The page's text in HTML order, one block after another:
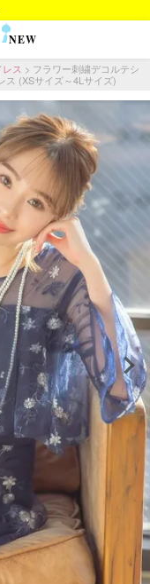
NEW
ス
フラワー刺繍デコルテシ
ス (XSサイズ～4Lサイズ)